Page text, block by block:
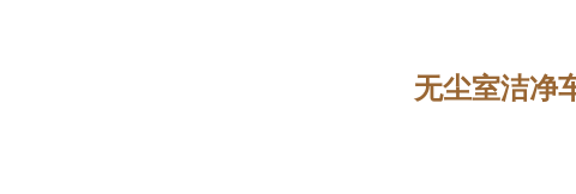
无尘室洁净